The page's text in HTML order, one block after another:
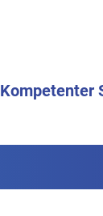
Kompetenter